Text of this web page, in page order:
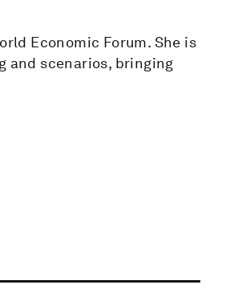
Economic Forum. She is
and scenarios, bringing